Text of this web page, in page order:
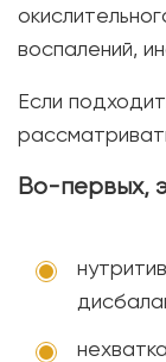
воспалений,
Если
Во-первых,